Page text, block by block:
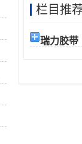
栏目推
瑞力胶带